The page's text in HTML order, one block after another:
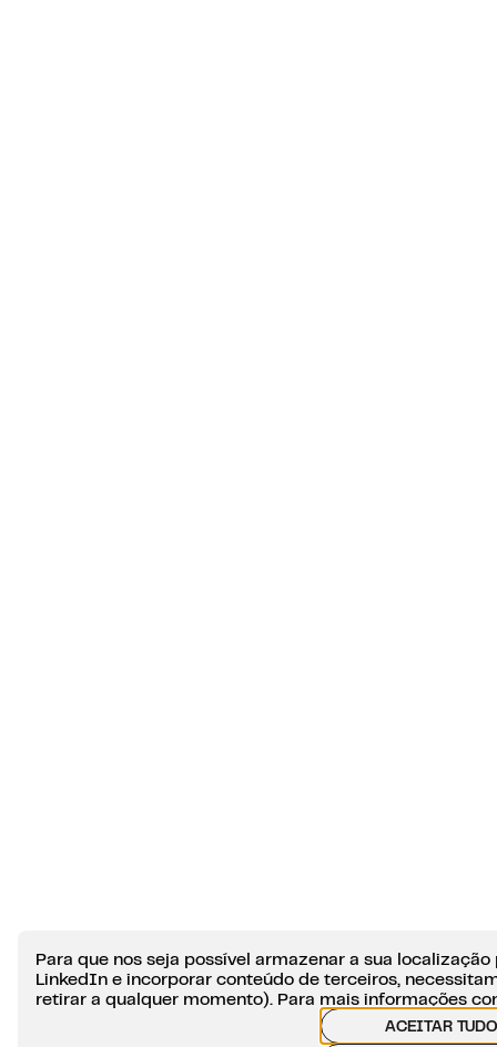
Para que nos seja possível armazenar a sua
LinkedIn e incorporar conteúdo de terceiros,
retirar a qualquer momento). Para mais informações
ACEITAR